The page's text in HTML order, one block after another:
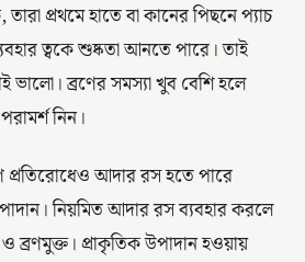
প্রথমে হাতে বা কানের পিছনে প্যাচ
ত্বকে শুষ্কতা আনতে পারে। তাই
ভালো। ব্রণের সমস্যা খুব বেশি হলে
নিন।
প্রতিরোধেও আদার রস হতে পারে
নিয়মিত আদার রস ব্যবহার করলে
ব্রণমুক্ত। প্রাকৃতিক উপাদান হওয়ায়